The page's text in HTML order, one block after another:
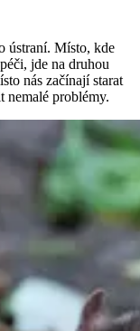
ústraní. Místo, kde
jde na druhou
nás začínají starat
nemalé problémy.